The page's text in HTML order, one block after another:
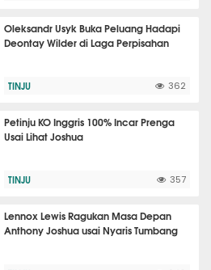
Oleksandr Usyk Buka Peluang Hadapi
Deontay Wilder di Laga Perpisahan
TINJU 362
Petinju KO Inggris 100% Incar Prenga
Usai Lihat Joshua
TINJU 357
Lennox Lewis Ragukan Masa Depan
Anthony Joshua usai Nyaris Tumbang